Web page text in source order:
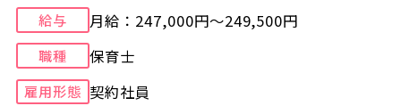
給与 月給：247,000円～249,500円
職種 保育士
雇用形態 契約社員